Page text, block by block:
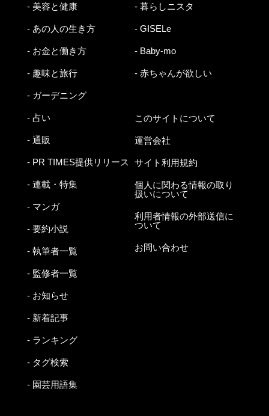
- 美容と健康
- あの人の生き方
- お金と働き方
- 趣味と旅行
- ガーデニング
- 占い
- 通販
- PR TIMES提供リリース
- 連載・特集
- マンガ
- 要約小説
- 執筆者一覧
- 監修者一覧
- お知らせ
- 新着記事
- ランキング
- タグ検索
- 園芸用語集
- 暮らしニスタ
- GISELe
- Baby-mo
- 赤ちゃんが欲しい
このサイトについて
運営会社
サイト利用規約
個人に関わる情報の取り
扱いについて
利用者情報の外部送信に
ついて
お問い合わせ